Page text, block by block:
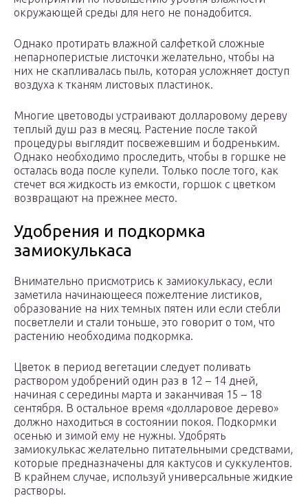
окружающей среды для него не понадобится.
Однако протирать влажной салфеткой сложные
непарноперистые листочки желательно, чтобы на
них не скапливалась пыль, которая усложняет доступ
воздуха к тканям листовых пластинок.
Многие цветоводы устраивают долларовому дереву
теплый душ раз в месяц. Растение после такой
процедуры выглядит посвежевшим и бодреньким.
Однако необходимо проследить, чтобы в горшке не
осталась вода после купели. Только после того, как
стечет вся жидкость из емкости, горшок с цветком
возвращают на прежнее место.
Удобрения и подкормка
замиокулькаса
Внимательно присмотрись к замиокулькасу, если
заметила начинающееся пожелтение листиков,
образование на них темных пятен или если стебли
посветлели и стали тоньше, это говорит о том, что
растению необходима подкормка.
Цветок в период вегетации следует поливать
раствором удобрений один раз в 12 – 14 дней,
начиная с середины марта и заканчивая 15 – 18
сентября. В остальное время «долларовое дерево»
должно находиться в состоянии покоя. Подкормки
осенью и зимой ему не нужны. Удобрять
замиокулькас желательно питательными средствами,
которые предназначены для кактусов и суккулентов.
В крайнем случае, используй универсальные жидкие
растворы.